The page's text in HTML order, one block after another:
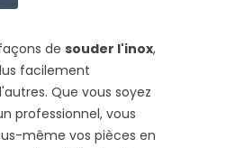
de souder l'inox,
facilement
Que vous soyez
professionnel, vous
même vos pièces en